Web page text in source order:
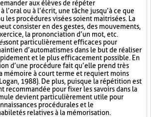
aux élèves de répéter
l’oral ou à l’écrit, une tâche jusqu’à ce que
les procédures visées soient maitrisées. La
consister en des gestes, des mouvements,
la prononciation d’un mot, etc.
sont particulièrement efficaces pour
d’automatismes dans le but de réaliser
et le plus efficacement possible. En
d’une procédure fait qu’elle prend très
mémoire à court terme et requiert moins
1988). De plus, puisque la répétition est
recommandée pour fixer les savoirs dans la
devient particulièrement utile pour
procédurales et le
relatives à la mémorisation.